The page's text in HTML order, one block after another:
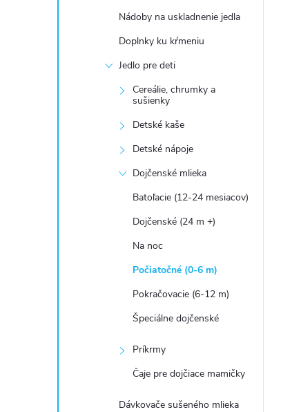
Nádoby na uskladnenie jedla
Doplnky ku kŕmeniu
Jedlo pre deti
Cereálie, chrumky a
sušienky
Detské kaše
Detské nápoje
Dojčenské mlieka
Batoľacie (12-24 mesiacov)
Dojčenské (24 m +)
Na noc
Počiatočné (0-6 m)
Pokračovacie (6-12 m)
Špeciálne dojčenské
Príkrmy
Čaje pre dojčiace mamičky
Dávkovače sušeného mlieka